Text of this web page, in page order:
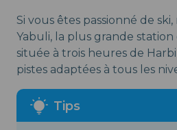
Si vous êtes passionné de
Yabuli, la plus grande station
située à trois heures de
pistes adaptées à tous les